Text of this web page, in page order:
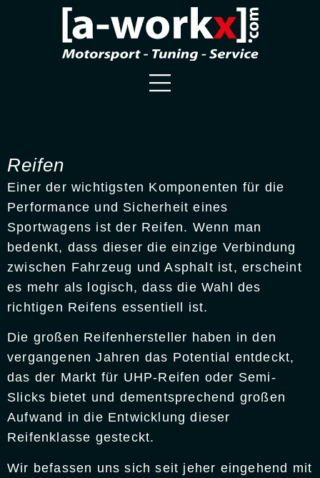
Reifen
Einer der wichtigsten Komponenten für die
Performance und Sicherheit eines
Sportwagens ist der Reifen. Wenn man
bedenkt, dass dieser die einzige Verbindung
zwischen Fahrzeug und Asphalt ist, erscheint
es mehr als logisch, dass die Wahl des
richtigen Reifens essentiell ist.
Die großen Reifenhersteller haben in den
vergangenen Jahren das Potential entdeckt,
das der Markt für UHP-Reifen oder Semi-
Slicks bietet und dementsprechend großen
Aufwand in die Entwicklung dieser
Reifenklasse gesteckt.
Wir befassen uns sich seit jeher eingehend mit